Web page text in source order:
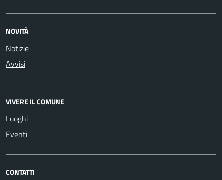
NOVITÀ
Notizie
Avvisi
VIVERE IL COMUNE
Luoghi
Eventi
CONTATTI